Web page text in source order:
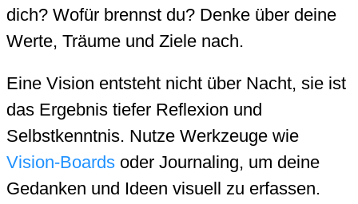
dich? Wofür brennst du? Denke über deine
Werte, Träume und Ziele nach.
Eine Vision entsteht nicht über Nacht, sie ist
das Ergebnis tiefer Reflexion und
Selbstkenntnis. Nutze Werkzeuge wie
Vision-Boards oder Journaling, um deine
Gedanken und Ideen visuell zu erfassen.